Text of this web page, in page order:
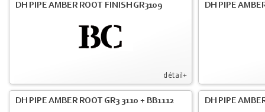
détail+
DH PIPE AMBER ROOT FINISH GR3109 DH PIPE
DH PIPE AMBER ROOT GR3 3110 + BB1112 DH PIPE